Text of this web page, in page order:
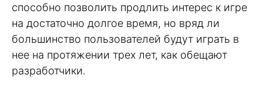
способно позволить продлить интерес к игре
на достаточно долгое время, но вряд ли
большинство пользователей будут играть в
нее на протяжении трех лет, как обещают
разработчики.